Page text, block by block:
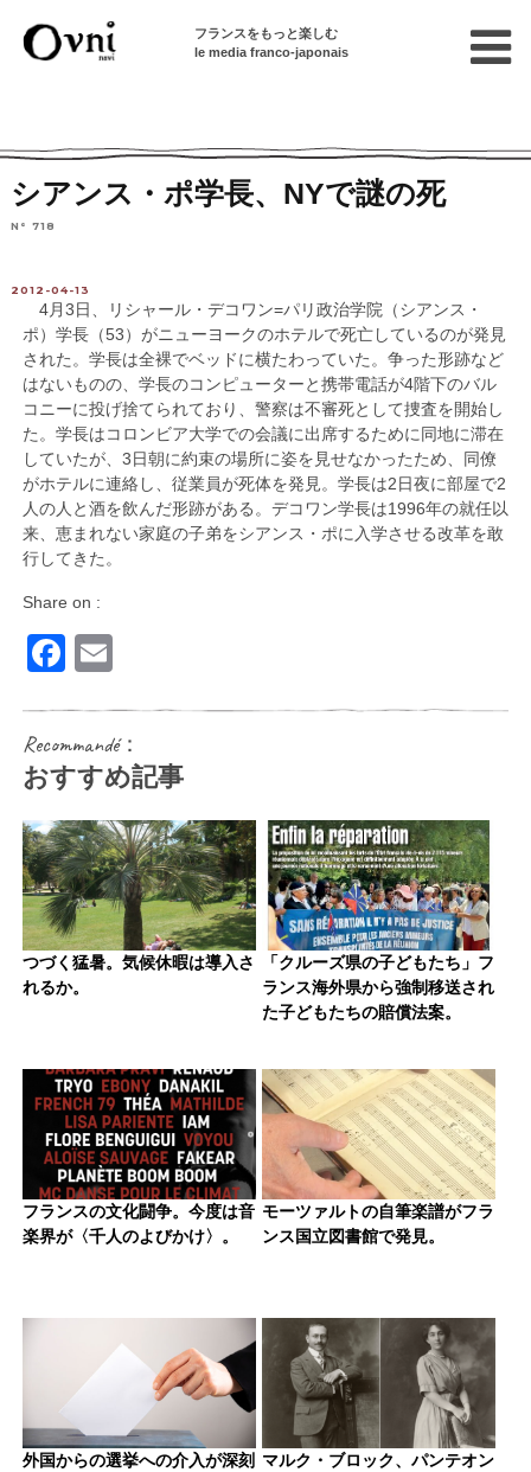
フランスをもっと楽しむ
le media franco-japonais
シアンス・ポ学長、NYで謎の死
N° 718
2012-04-13
4月3日、リシャール・デコワン=パリ政治学院（シアンス・
ポ）学長（53）がニューヨークのホテルで死亡しているのが発見
された。学長は全裸でベッドに横たわっていた。争った形跡など
はないものの、学長のコンピューターと携帯電話が4階下のバル
コニーに投げ捨てられており、警察は不審死として捜査を開始し
た。学長はコロンビア大学での会議に出席するために同地に滞在
していたが、3日朝に約束の場所に姿を見せなかったため、同僚
がホテルに連絡し、従業員が死体を発見。学長は2日夜に部屋で2
人の人と酒を飲んだ形跡がある。デコワン学長は1996年の就任以
来、恵まれない家庭の子弟をシアンス・ポに入学させる改革を敢
行してきた。
Share on :
Facebook
Recommandé：
おすすめ記事
つづく猛暑。気候休暇は導入さ
れるか。
「クルーズ県の子どもたち」フ
ランス海外県から強制移送され
た子どもたちの賠償法案。
フランスの文化闘争。今度は音
楽界が〈千人のよびかけ〉。
モーツァルトの自筆楽譜がフラ
ンス国立図書館で発見。
外国からの選挙への介入が深刻 マルク・ブロック、パンテオン